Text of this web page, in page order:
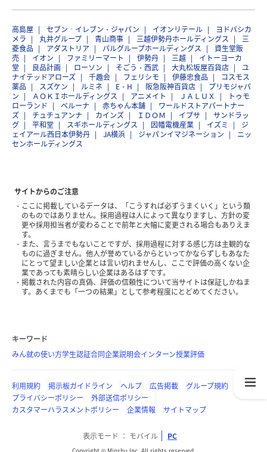
高島屋 セブン‐イレブン・ジャパン イオンリテール
ヨドバシカ
メラ
丸井グループ 青山商事 三越伊勢丹ホールディングス
三
菱食品
アダストリア パルグループホールディングス
資生堂販
売
イオン ファミリーマート 伊勢丹 三越
イトーヨーカ
堂
良品計画 ローソン そごう・西武 大丸松坂屋百貨店
ユ
ナイテッドアローズ
千趣会 フェリシモ 伊藤忠食品
コスモス
薬品
スズケン ルミネ E・H 阪急阪神百貨店
プリモジャパ
ン
ＡＯＫＩホールディングス アニメイト ＪＡＬＵＸ
トゥモ
ローランド
ベルーナ 赤ちゃん本舗
ワールドストアパートナー
ズ
チュチュアンナ カインズ ＩＤＯＭ イプサ
サンドラッ
グ
平和堂 スギホールディングス 因幡電機産業 イズミ
ジ
ェイアール西日本伊勢丹
JA横浜 ジャパンイマジネーション
ニッ
センホールディングス
サイトからのご注意
ここに掲載しているデータは、「こうすれば必ずうまくいく」という類
のものではありません。採用過程は人によって異なりますし、方針の変
更や採用担当者が変わることで前年と大幅に変更される場合もありえま
す。
また、言うまでもないことですが、採用過程に対する感じ方は主観的な
ものに過ぎません。他人が誉めているからといってかならずしもあなた
にとって望ましい企業とは言い切れませんし、ここで評価の高くない企
業であっても素晴らしい企業はあるはずです。
掲載された内容の真偽、評価の信頼性について当サイトは保証しかねま
す。あくまでも「一つの結果」として参考程度にとどめてください。
キーワード
みん就の使い方学生認証合同企業説明会インターン授業評価
利用規約 掲示板ガイドライン ヘルプ 広告掲載
グループ規約
プライバシーポリシー
外部送信ポリシー
カスタマーハラスメントポリシー
企業情報 サイトマップ
表示モード モバイル PC